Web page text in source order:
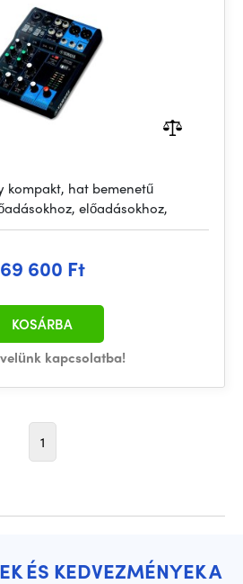
kompakt, hat bemenetű
előadásokhoz,
69 600 Ft
kapcsolatba!
KOSÁRBA
1
ÉS KEDVEZMÉNYEK A